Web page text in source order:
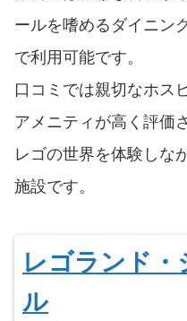
ールを嗜めるダイニン
で利用可能です。
口コミでは親切なホス
アメニティが高く評価
レゴの世界を体験しな
施設です。
レゴランド・
ル